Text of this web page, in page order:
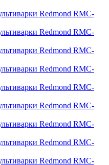
Redmond RMC-
Redmond RMC-
Redmond RMC-
Redmond RMC-
Redmond RMC-
Redmond RMC-
Redmond RMC-
Redmond RMC-
Redmond RMC-